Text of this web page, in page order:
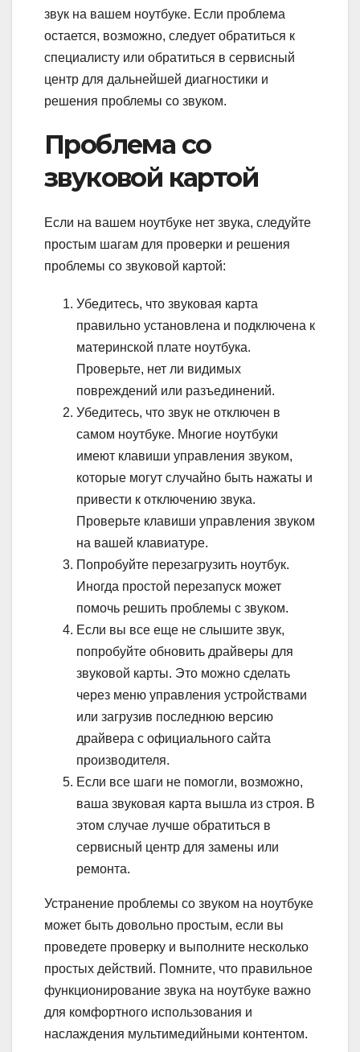
звук на вашем ноутбуке. Если проблема
остается, возможно, следует обратиться к
специалисту или обратиться в сервисный
центр для дальнейшей диагностики и
решения проблемы со звуком.
Проблема со
звуковой картой
Если на вашем ноутбуке нет звука, следуйте
простым шагам для проверки и решения
проблемы со звуковой картой:
Убедитесь, что звуковая карта
правильно установлена и подключена к
материнской плате ноутбука.
Проверьте, нет ли видимых
повреждений или разъединений.
Убедитесь, что звук не отключен в
самом ноутбуке. Многие ноутбуки
имеют клавиши управления звуком,
которые могут случайно быть нажаты и
привести к отключению звука.
Проверьте клавиши управления звуком
на вашей клавиатуре.
Попробуйте перезагрузить ноутбук.
Иногда простой перезапуск может
помочь решить проблемы с звуком.
Если вы все еще не слышите звук,
попробуйте обновить драйверы для
звуковой карты. Это можно сделать
через меню управления устройствами
или загрузив последнюю версию
драйвера с официального сайта
производителя.
Если все шаги не помогли, возможно,
ваша звуковая карта вышла из строя. В
этом случае лучше обратиться в
сервисный центр для замены или
ремонта.
Устранение проблемы со звуком на ноутбуке
может быть довольно простым, если вы
проведете проверку и выполните несколько
простых действий. Помните, что правильное
функционирование звука на ноутбуке важно
для комфортного использования и
наслаждения мультимедийными контентом.